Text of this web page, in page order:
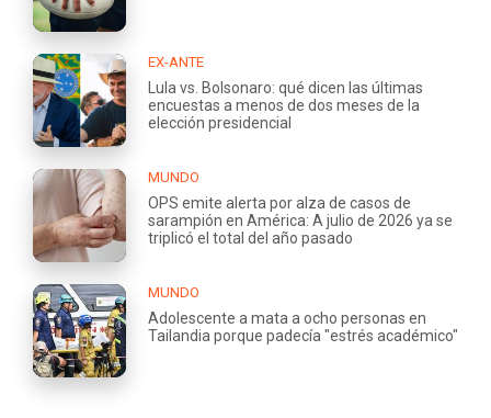
EX-ANTE
Lula vs. Bolsonaro: qué dicen las últimas
encuestas a menos de dos meses de la
elección presidencial
MUNDO
OPS emite alerta por alza de casos de
sarampión en América: A julio de 2026 ya se
triplicó el total del año pasado
MUNDO
Adolescente a mata a ocho personas en
Tailandia porque padecía "estrés académico"